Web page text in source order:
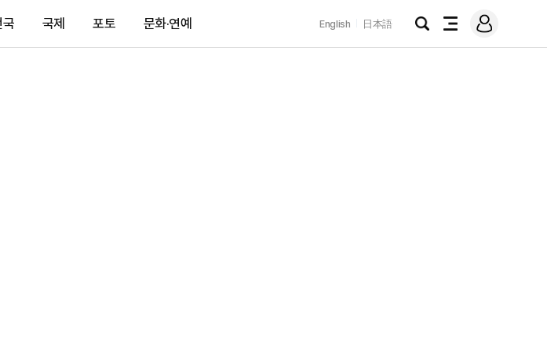
국 국제 포토 문화·연예 English 日本語
검
전
메
그